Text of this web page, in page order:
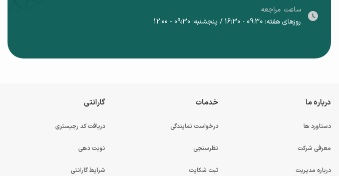
ساعت مراجعه
روزهای هفته: 09:30 - 16:30 / پنجشنبه: 09:30 - 12:00
درباره ما
دستاورد ها
معرفی شرکت
درباره مدیریت
خدمات
درخواست نمایندگی
نظرسنجی
ثبت شکایت
گارانتی
دریافت کد رجیستری
نوبت دهی
شرایط گارانتی